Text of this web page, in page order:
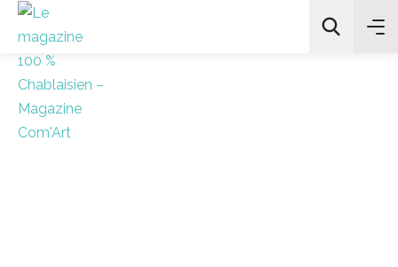
All Categories